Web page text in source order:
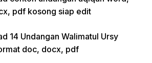
pdf kosong siap edit
14 Undangan Walimatul Ursy
doc, docx, pdf